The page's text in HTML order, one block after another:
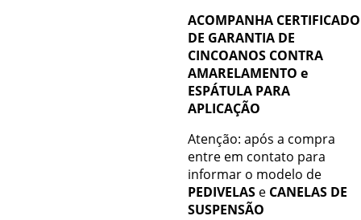
ACOMPANHA CERTIFICADO
DE GARANTIA DE
CINCOANOS CONTRA
AMARELAMENTO e
ESPÁTULA PARA
APLICAÇÃO
Atenção: após a compra
entre em contato para
informar o modelo de
PEDIVELASe CANELAS DE
SUSPENSÃO